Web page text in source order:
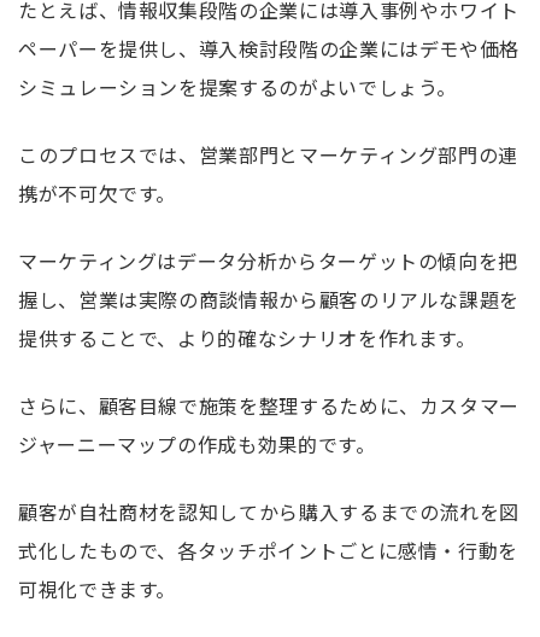
たとえば、情報収集段階の企業には導入事例やホワイト
ペーパーを提供し、導入検討段階の企業にはデモや価格
シミュレーションを提案するのがよいでしょう。
このプロセスでは、営業部門とマーケティング部門の連
携が不可欠です。
マーケティングはデータ分析からターゲットの傾向を把
握し、営業は実際の商談情報から顧客のリアルな課題を
提供することで、より的確なシナリオを作れます。
さらに、顧客目線で施策を整理するために、カスタマー
ジャーニーマップの作成も効果的です。
顧客が自社商材を認知してから購入するまでの流れを図
式化したもので、各タッチポイントごとに感情・行動を
可視化できます。